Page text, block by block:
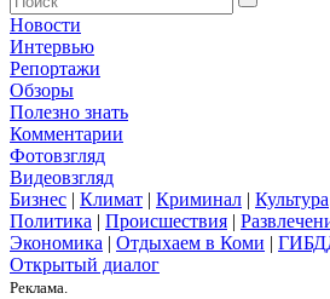
Новости
Интервью
Репортажи
Обзоры
Полезно знать
Комментарии
Фотовзгляд
Видеовзгляд
Бизнес | Климат | Криминал | Культура
Политика | Происшествия |
Экономика | Отдыхаем в Коми |
Открытый диалог
Реклама.